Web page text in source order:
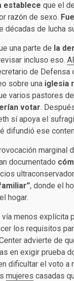
establece que el
razón de sexo.
décadas de lucha
una parte de la
incluso eso.
de Defensa
sobre una iglesia
varios pastores
votar.
sí apoya el
difundió ese
marginal
documentado
, donde el
hogar.
vía menos explícita
los requisitos
advierte de
en exigir prueba
dificultar el voto a
mujeres casadas